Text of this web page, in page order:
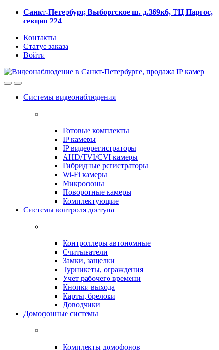
Skip
Skip
Санкт-Петербург, Выборгское ш. д.369к6, ТЦ Паргос,
секция 224
Контакты
Статус заказа
Войти
Системы видеонаблюдения
Готовые комплекты
IP камеры
IP видеорегистраторы
AHD/TVI/CVI камеры
Гибридные регистраторы
Wi-Fi камеры
Микрофоны
Поворотные камеры
Комплектующие
Системы контроля доступа
Контроллеры автономные
Считыватели
Замки, защелки
Турникеты, ограждения
Учет рабочего времени
Кнопки выхода
Карты, брелоки
Доводчики
Домофонные системы
Комплекты домофонов